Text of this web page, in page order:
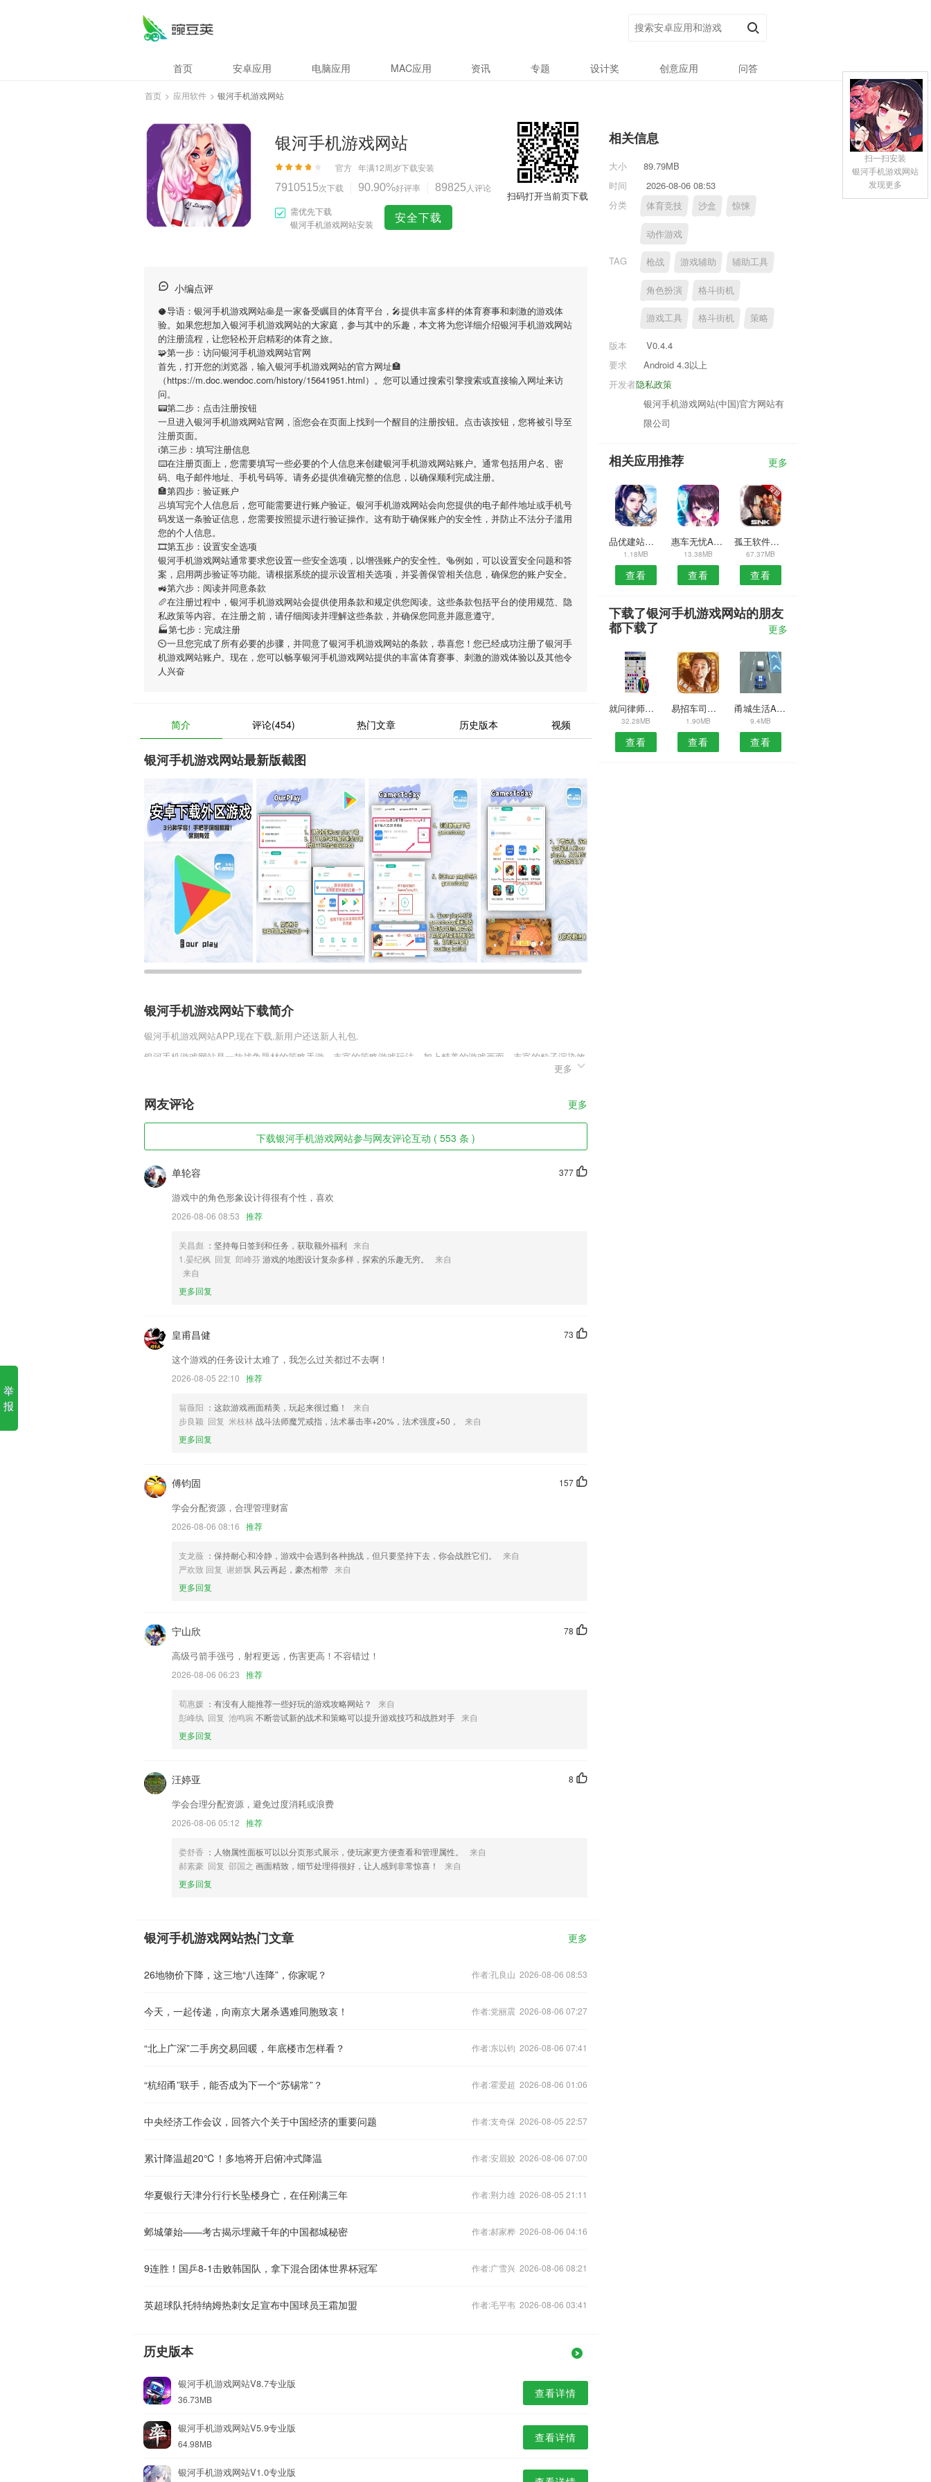
首页 安卓应用 电脑应用 MAC应用 资讯 专题 设计奖 创意应用 问答
首页 > 应用软件 > 银河手机游戏网站
银河手机游戏网站
官方 年满12周岁下载安装
7910515次下载 90.90%好评率 89825 人评论
需优先下载
银河手机游戏网站安装
安全下载
扫码打开当前页下载
小编点评
🥥导语： 银河手机游戏网站🥞是一家备受瞩目的体育平台，🎤提供丰富多样的体育赛事和刺激的游戏体
验。如果您想加入银河手机游戏网站的大家庭，参与其中的乐趣，本文将为您详细介绍银河手机游戏网站
的注册流程，让您轻松开启精彩的体育之旅。
🧩第一步：访问银河手机游戏网站官网
首先，打开您的浏览器，输入银河手机游戏网站的官方网址🏣
（https://m.doc.wendoc.com/history/15641951.html）。您可以通过搜索引擎搜索或直接输入网址来访
问。
📟第二步：点击注册按钮
一旦进入银河手机游戏网站官网，🈴您会在页面上找到一个醒目的注册按钮。点击该按钮，您将被引导至
注册页面。
ℹ第三步：填写注册信息
⌨️在注册页面上，您需要填写一些必要的个人信息来创建银河手机游戏网站账户。通常包括用户名、密
码、电子邮件地址、手机号码等。请务必提供准确完整的信息，以确保顺利完成注册。
🏣第四步：验证账户
🥟填写完个人信息后，您可能需要进行账户验证。 银河手机游戏网站会向您提供的电子邮件地址或手机号
码发送一条验证信息，您需要按照提示进行验证操作。这有助于确保账户的安全性，并防止不法分子滥用
您的个人信息。
🎞第五步：设置安全选项
银河手机游戏网站通常要求您设置一些安全选项，以增强账户的安全性。🥯例如，可以设置安全问题和答
案，启用两步验证等功能。请根据系统的提示设置相关选项，并妥善保管相关信息，确保您的账户安全。
🚜第六步：阅读并同意条款
🥖在注册过程中， 银河手机游戏网站会提供使用条款和规定供您阅读。这些条款包括平台的使用规范、隐
私政策等内容。在注册之前，请仔细阅读并理解这些条款，并确保您同意并愿意遵守。
🏭第七步：完成注册
⏲一旦您完成了所有必要的步骤，并同意了银河手机游戏网站的条款，恭喜您！您已经成功注册了银河手
机游戏网站账户。现在，您可以畅享银河手机游戏网站提供的丰富体育赛事、刺激的游戏体验以及其他令
人兴奋
简介 评论(454) 热门文章 历史版本 视频
银河手机游戏网站最新版截图
银河手机游戏网站下载简介
银河手机游戏网站APP,现在下载,新用户还送新人礼包.
银河手机游戏网站是一款战争题材的策略手游，丰富的策略游戏玩法，加上精美的游戏画面，丰富的粒子渲染效
果带来震撼的战争视觉效果。多元化的游戏玩法系统带给玩家全面的战争游戏体验，多维度的角色养成，多样性
银河手机游戏网站软件特色
2,根据考试题型变化，轻松打造[习题集]题型，抽题组卷[模拟考场]，进入试题实战环节。
3,【语音转发】一键转发微信语音,支持多种分享方式
4,您的照片视频储存在计算器背后，加密备份无人能触碰到，是一个安全系数高的手机管家，再也不要担心别人
发现自己的小秘密。
6,学历身份安全认证： 保障安全高质量辅导
银河手机游戏网站软件优势
1.本软件永久,长期更新
3.智能组卷所有试题来源与章节练习，随机抽取，综合巩固所学知识，再次加强记忆。
4.轻松开启线上的教学吧，各种不同的学习方式，安全且值得信赖。
5.查看详情ae特效视频片头大师app v1 安卓版45M
银河手机游戏网站更新了什么?
优化部分已知BUG。
个人中心 检查更新bug修复
首页新增全局搜索功能
增加了数字朗读方式；用户可自行在语音设置中进行设置。其中智能朗读方式，助手会自动判断验证码电话号码
支持查询未来7天500hP位势高度
以上就是银河手机游戏网站的介绍，如果您喜欢这款软件，您可以到应用商店进行打分评论，说出您的使用经
更多
网友评论 更多
下载银河手机游戏网站参与网友评论互动 ( 553 条 )
377
单轮容
游戏中的角色形象设计得很有个性，喜欢
2026-08-06 08:53 推荐
关昌彪 ：坚持每日签到和任务，获取额外福利 来自
1.晏纪枫 回复 郎峰芬 游戏的地图设计复杂多样，探索的乐趣无穷。
来自
来自
更多回复
73
皇甫昌健
这个游戏的任务设计太难了，我怎么过关都过不去啊！
2026-08-05 22:10 推荐
翁薇阳 ：这款游戏画面精美，玩起来很过瘾！
来自
步良颖 回复 米枝林战斗法师魔咒戒指，法术暴击率+20%，法术强度+50，
来自
更多回复
157
傅钧固
学会分配资源，合理管理财富
2026-08-06 08:16 推荐
支龙薇 ：保持耐心和冷静，游戏中会遇到各种挑战，但只要坚持下去，你会战胜它们。
来自
严欢致 回复 谢娇飘 风云再起，豪杰相带 来自
更多回复
78
宁山欣
高级弓箭手强弓，射程更远，伤害更高！不容错过！
2026-08-06 06:23 推荐
荀惠媛 ：有没有人能推荐一些好玩的游戏攻略网站？
来自
彭峰纨 回复 池鸣琬不断尝试新的战术和策略可以提升游戏技巧和战胜对手 来自
更多回复
8
汪婷亚
学会合理分配资源，避免过度消耗或浪费
2026-08-06 05:12 推荐
娄舒香 ：人物属性面板可以以分页形式展示，使玩家更方便查看和管理属性。
来自
郝素豪 回复 邵国之 画面精致，细节处理得很好，让人感到非常惊喜！
来自
更多回复
银河手机游戏网站热门文章 更多
26地物价下降，这三地“八连降”，你家呢？ 作者:孔良山 2026-08-06 08:53
今天，一起传递，向南京大屠杀遇难同胞致哀！ 作者:党丽震 2026-08-06 07:27
“北上广深”二手房交易回暖，年底楼市怎样看？ 作者:东以钧 2026-08-06 07:41
“杭绍甬”联手，能否成为下一个“苏锡常”？ 作者:霍爱超 2026-08-06 01:06
中央经济工作会议，回答六个关于中国经济的重要问题 作者:支奇保 2026-08-05 22:57
累计降温超20℃！多地将开启俯冲式降温 作者:安眉姣 2026-08-06 07:00
华夏银行天津分行行长坠楼身亡，在任刚满三年 作者:荆力雄 2026-08-05 21:11
邺城肇始——考古揭示埋藏千年的中国都城秘密 作者:郝家桦 2026-08-06 04:16
9连胜！国乒8-1击败韩国队，拿下混合团体世界杯冠军 作者:广雪兴 2026-08-06 08:21
英超球队托特纳姆热刺女足宣布中国球员王霜加盟 作者:毛平韦 2026-08-06 03:41
历史版本
银河手机游戏网站V8.7专业版
36.73MB 查看详情
银河手机游戏网站V5.9专业版
64.98MB 查看详情
银河手机游戏网站V1.0专业版
相关信息
大小
89.79MB
时间
2026-08-06 08:53
分类
体育竞技 沙盒 惊悚
动作游戏
TAG 枪战 游戏辅助 辅助工具
角色扮演 格斗街机
游戏工具 格斗街机 策略
版本
V0.4.4
要求
Android 4.3以上
隐私政策
开发者
银河手机游戏网站(中国)官方网站有
限公司
相关应用推荐 更多
品优建站安卓版
1.18MB
查看
惠车无忧APP
13.38MB
查看
孤王软件库预约安卓版
67.37MB
查看
下载了银河手机游戏网站的朋友
都下载了
更多
就问律师安卓版
32.28MB
查看
易招车司机安卓版
1.90MB
查看
甬城生活APP
9.4MB
查看
扫一扫安装
银河手机游戏网站
发现更多
举
报